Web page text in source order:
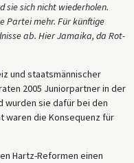
sie sich nicht wiederholen.
Partei mehr. Für künftige
ab. Hier Jamaika, da Rot-
und staatsmännischer
2005 Juniorpartner in der
wurden sie dafür bei den
waren die Konsequenz für
Hartz-Reformen einen